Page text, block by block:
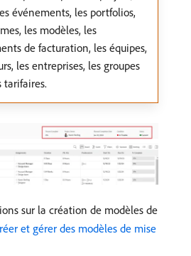
événements, les portfolios,
les modèles, les
de facturation, les équipes,
les entreprises, les groupes
tarifaires.
sur la création de modèles de
et gérer des modèles de mise